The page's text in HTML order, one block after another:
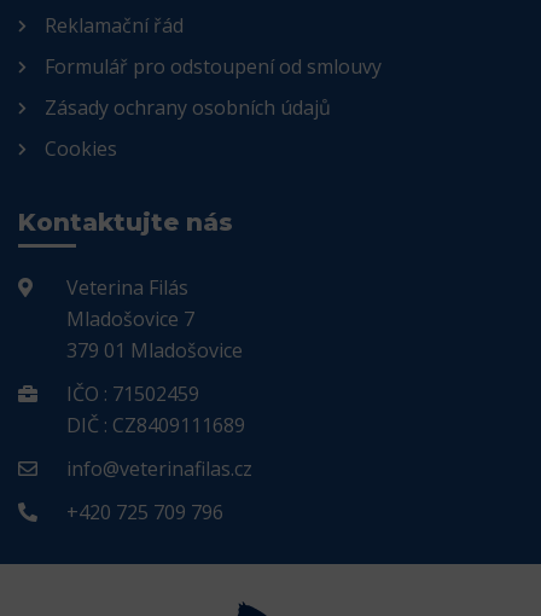
Reklamační řád
Formulář pro odstoupení od smlouvy
Zásady ochrany osobních údajů
Cookies
Kontaktujte nás
Veterina Filás
Mladošovice 7
379 01 Mladošovice
IČO : 71502459
DIČ : CZ8409111689
info@veterinafilas.cz
+420 725 709 796